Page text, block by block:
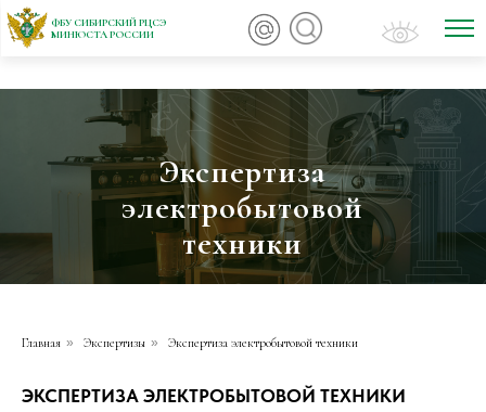
ФБУ СИБИРСКИЙ РЦСЭ
МИНЮСТА РОССИИ
Экспертиза
электробытовой
техники
Главная » Экспертизы » Экспертиза электробытовой техники
ЭКСПЕРТИЗА ЭЛЕКТРОБЫТОВОЙ ТЕХНИКИ